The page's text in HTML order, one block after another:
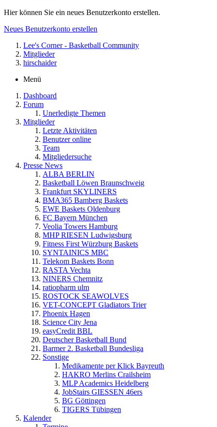
Hier können Sie ein neues Benutzerkonto erstellen.
Neues Benutzerkonto erstellen
Lee's Corner - Basketball Community
Mitglieder
hirschaider
Menü
Dashboard
Forum
Unerledigte Themen
Mitglieder
Letzte Aktivitäten
Benutzer online
Team
Mitgliedersuche
Presse News
ALBA BERLIN
Basketball Löwen Braunschweig
Frankfurt SKYLINERS
BMA365 Bamberg Baskets
EWE Baskets Oldenburg
FC Bayern München
Veolia Towers Hamburg
MHP RIESEN Ludwigsburg
Fitness First Würzburg Baskets
SYNTAINICS MBC
Telekom Baskets Bonn
RASTA Vechta
NINERS Chemnitz
ratiopharm ulm
ROSTOCK SEAWOLVES
VET-CONCEPT Gladiators Trier
Phoenix Hagen
Science City Jena
easyCredit BBL
Deutscher Basketball Bund
Barmer 2. Basketball Bundesliga
Sonstige
Medikamente per Klick Bayreuth
HAKRO Merlins Crailsheim
MLP Academics Heidelberg
JobStairs GIESSEN 46ers
BG Göttingen
TIGERS Tübingen
Kalender